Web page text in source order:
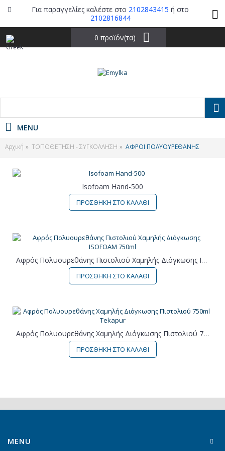
Για παραγγελίες καλέστε στο 2102843415 ή στο
2102816844
0 προϊόν(τα)
MENU
Αρχική ΤΟΠΟΘΕΤΗΣΗ - ΣΥΓΚΟΛΛΗΣΗ ΑΦΡΟΙ ΠΟΛΥΟΥΡΕΘΑΝΗΣ
Isofoam Hand-500
ΠΡΟΣΘΗΚΗ ΣΤΟ ΚΑΛΑΘΙ
Αφρός Πολυουρεθάνης Πιστολιού Χαμηλής Διόγκωσης ISOFOAM 750ml
ΠΡΟΣΘΗΚΗ ΣΤΟ ΚΑΛΑΘΙ
Αφρός Πολυουρεθάνης Χαμηλής Διόγκωσης Πιστολιού 750ml Tekapur
ΠΡΟΣΘΗΚΗ ΣΤΟ ΚΑΛΑΘΙ
MENU